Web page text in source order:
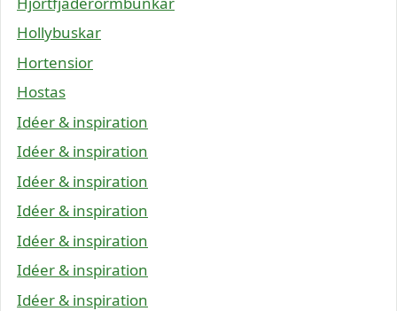
Hollybuskar
Hortensior
Hostas
Idéer & inspiration
Idéer & inspiration
Idéer & inspiration
Idéer & inspiration
Idéer & inspiration
Idéer & inspiration
Idéer & inspiration